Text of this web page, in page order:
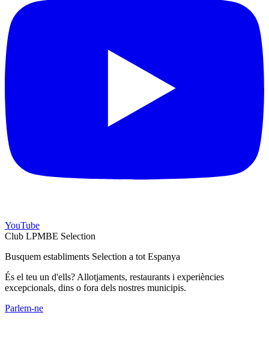
YouTube
Club LPMBE Selection
Busquem establiments Selection a tot Espanya
És el teu un d'ells? Allotjaments, restaurants i experiències
excepcionals, dins o fora dels nostres municipis.
Parlem-ne